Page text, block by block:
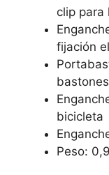
clip para
fijación
bicicleta
Peso: